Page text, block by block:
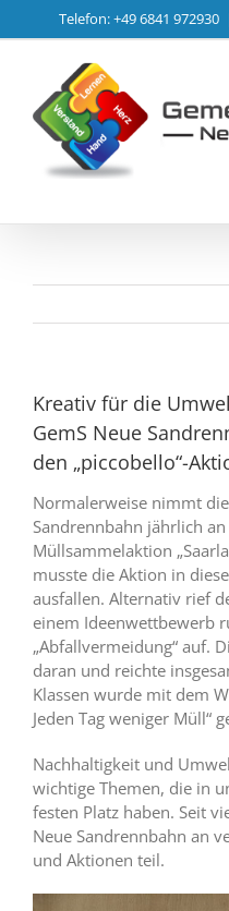
Inhalt
Telefon: +49 6841 972930
Kreativ für die
GemS Neue
den „piccobello“-
Normalerweise nimmt
Sandrennbahn jährlich
Müllsammelaktion
musste die Aktion in
ausfallen. Alternativ rief
einem Ideenwettbewerb
„Abfallvermeidung“ auf.
daran und reichte
Klassen wurde mit dem
Jeden Tag weniger Müll“
Nachhaltigkeit und
wichtige Themen, die in
festen Platz haben. Seit
Neue Sandrennbahn an
und Aktionen teil.